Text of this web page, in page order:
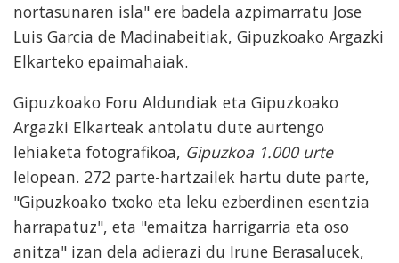
nortasunaren isla" ere badela azpimarratu Jose
Luis Garcia de Madinabeitiak, Gipuzkoako Argazki
Elkarteko epaimahaiak.
Gipuzkoako Foru Aldundiak eta Gipuzkoako
Argazki Elkarteak antolatu dute aurtengo
lehiaketa fotografikoa, Gipuzkoa 1.000 urte
lelopean. 272 parte-hartzailek hartu dute parte,
"Gipuzkoako txoko eta leku ezberdinen esentzia
harrapatuz", eta "emaitza harrigarria eta oso
anitza" izan dela adierazi du Irune Berasalucek,